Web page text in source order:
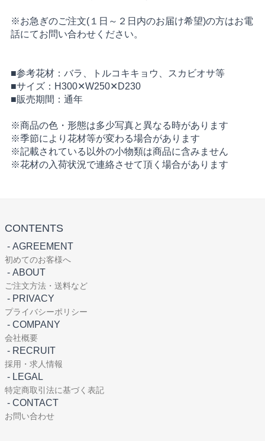
※お急ぎのご注文(１日～２日内のお届け希望)の方はお電
話にてお問い合わせください。
■参考花材：バラ、トルコキキョウ、スカビオサ等
■サイズ：H300✕W250✕D230
■販売期間：通年
※商品の色・形態は多少写真と異なる時があります
※季節により花材等が変わる場合があります
※記載されている以外の小物類は商品に含みません
※花材の入荷状況で連絡させて頂く場合があります
CONTENTS
- AGREEMENT
初めてのお客様へ
- ABOUT
ご注文方法・送料など
- PRIVACY
プライバシーポリシー
- COMPANY
会社概要
- RECRUIT
採用・求人情報
- LEGAL
特定商取引法に基づく表記
- CONTACT
お問い合わせ